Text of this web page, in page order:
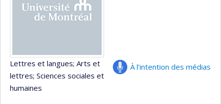
À l’intention des médias
Lettres et langues; Arts et
lettres; Sciences sociales et
humaines